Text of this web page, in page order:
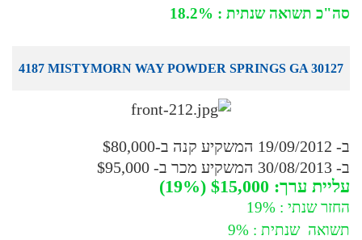
סה"כ תשואה שנתית : 18.2%
4187 MISTYMORN WAY POWDER SPRINGS GA 30127
ב- 19/09/2012 המשקיע קנה ב-$80,000
ב- 30/08/2013 המשקיע מכר ב- $95,000
עליית ערך: $15,000 (19%)
החזר שנתי : 19%
תשואה שנתית : 9%